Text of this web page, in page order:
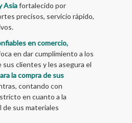
Asiafortalecido por
precisos, servicio rápido,
en comercio,
en dar cumplimiento a los
clientes y les asegura el
la compra de sus
contando con
en cuanto a la
de sus materiales